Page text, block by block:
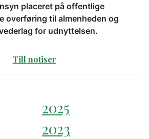
placeret på offentlige
overføring til almenheden og
for udnyttelsen.
Till notiser
2025
2023